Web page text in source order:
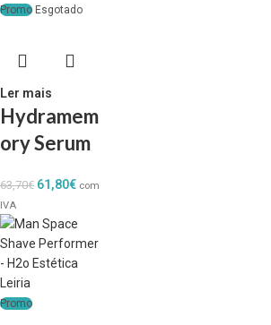
Promo Esgotado
Ler mais
Hydramem
ory Serum
63,70€ 61,80€ com
IVA
Promo